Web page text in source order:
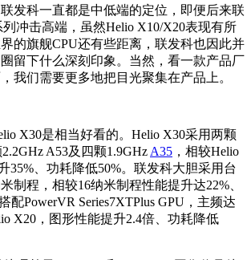
发科一直都是中低端的定位，即便后来联
冲击高端，虽然Helio X10/X20表现有所
的旗舰CPU还有些距离，联发科也因此并
留下什么深刻印象。当然，看一款产品厂
我们需要更多地把目光聚集在产品上。
X30是相当好看的。Helio X30采用两颗
A53及四颗1.9GHz A35 ，相较Helio
35%、功耗降低50%。联发科大胆采用台
制程，相较16纳米制程性能提升达22%、
配PowerVR Series7XTPlus GPU，主频达
X20，图形性能提升2.4倍、功耗降低